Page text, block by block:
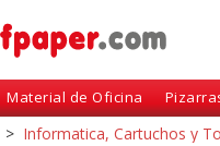
Material de Oficina
> Informatica, Cartuchos y